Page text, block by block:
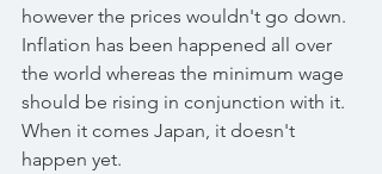
however the prices wouldn't go down.
Inflation has been happened all over
the world whereas the minimum wage
should be rising in conjunction with it.
When it comes Japan, it doesn't
happen yet.